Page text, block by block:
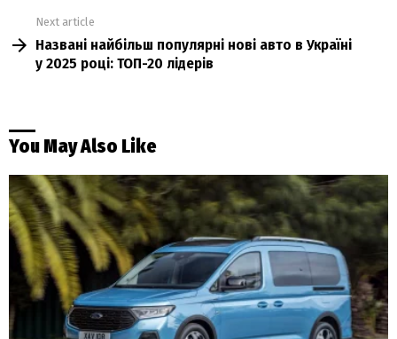
Next article
Названі найбільш популярні нові авто в Україні
у 2025 році: ТОП-20 лідерів
You May Also Like